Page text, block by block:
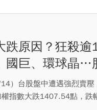
跌原因？狂殺
國巨、環球晶…
期支撐看這關卡
）台股盤中遭遇強烈賣
指數大跌1407.54點，跌